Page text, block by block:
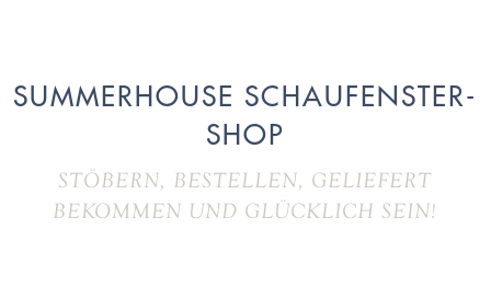
SUMMERHOUSE SCHAUFENSTER-
SHOP
STÖBERN, BESTELLEN, GELIEFERT
BEKOMMEN UND GLÜCKLICH SEIN!